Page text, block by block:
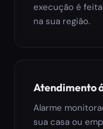
execução é
na sua região.
Atendimento
Alarme
sua casa ou